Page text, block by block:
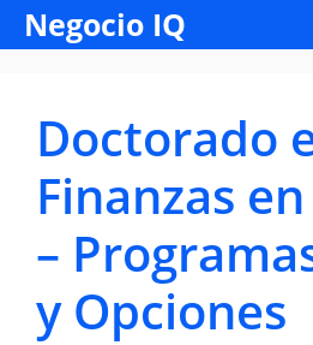
Saltar
al Negocio IQ
Doctorado
Finanzas
–
y Opciones